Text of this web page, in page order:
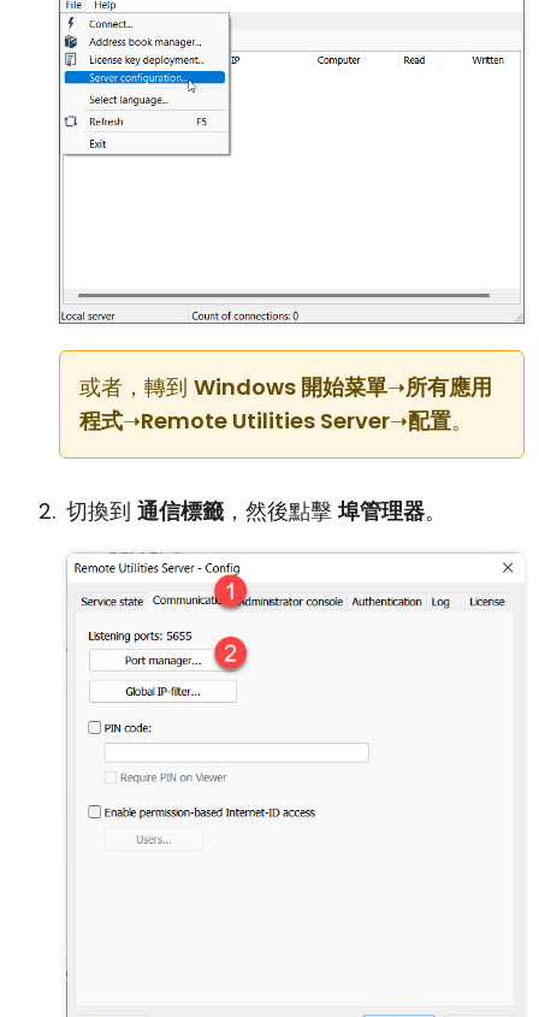
或者，轉到 Windows 開始菜單➝所有應用
程式➝Remote Utilities Server➝配置。
切換到 通信標籤 ，然後點擊埠管理器。